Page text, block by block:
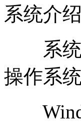
系统介绍
系统补
操作系